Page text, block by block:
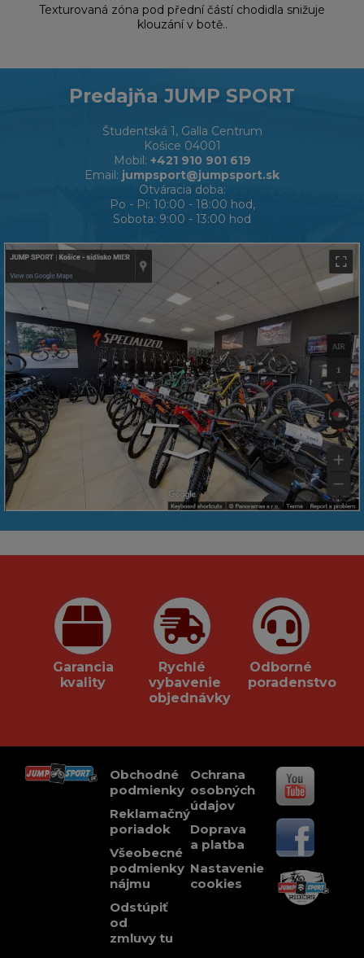
Texturovaná zóna pod přední částí chodidla snižuje
klouzání v botě..
Predajňa JUMP SPORT
Študentská 1, Galla Centrum
Košice 04001
Mobil: +421 910 901 619
Email: jumpsport@jumpsport.sk
Otváracia doba:
Po - Pi: 10:00 - 18:00 hod,
Sobota: 9:00 - 13:00 hod
Garancia
kvality
Rychlé
vybavenie
objednávky
Odborné
poradenstvo
Obchodné
podmienky
Reklamačný
poriadok
Všeobecné
podmienky
nájmu
Odstúpiť
od
zmluvy tu
Ochrana
osobných
údajov
Doprava
a platba
Nastavenie
cookies